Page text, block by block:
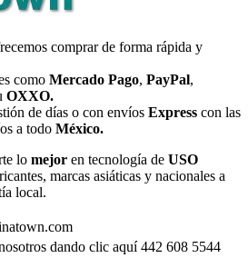
comprar de forma rápida y
como Mercado Pago, PayPal,
OXXO.
de días o con envíos Express con las
a todo México.
lo mejor en tecnología de USO
marcas asiáticas y nacionales a
local.
dando clic aquí 442 608 5544